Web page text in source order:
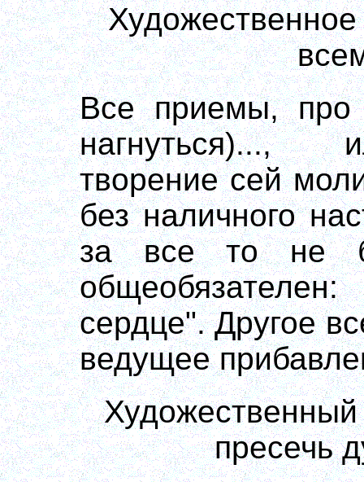
Все приемы, про
нагнуться)...,
творение сей
без наличного
за все то не
сердце". Другое
ведущее
пресечь